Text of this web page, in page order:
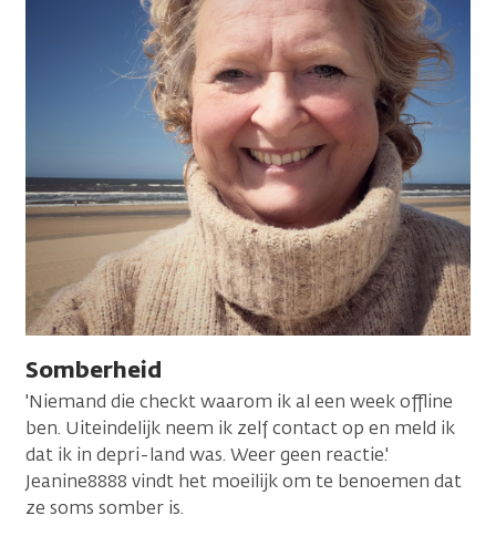
Somberheid
'Niemand die checkt waarom ik al een week offline
ben. Uiteindelijk neem ik zelf contact op en meld ik
dat ik in depri-land was. Weer geen reactie.'
Jeanine8888 vindt het moeilijk om te benoemen dat
ze soms somber is.